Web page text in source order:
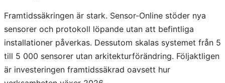
Framtidssäkringen är stark. Sensor-Online stöder nya
sensorer och protokoll löpande utan att befintliga
installationer påverkas. Dessutom skalas systemet från 5
till 5 000 sensorer utan arkitekturförändring. Följaktligen
är investeringen framtidssäkrad oavsett hur